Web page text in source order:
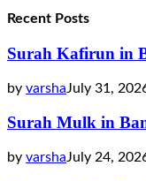
Recent Posts
Surah Kafirun in
by varshaJuly 31,
Surah Mulk in
by varshaJuly 24,